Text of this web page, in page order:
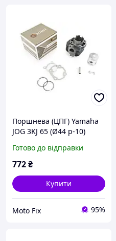
Поршнева (ЦПГ) Yamaha
JOG 3KJ 65 (Ø44 p-10)
Готово до відправки
772₴
Купити
Moto Fix 95%